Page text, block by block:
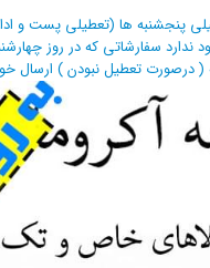
پنجشنبه ها (تعطیلی پست و
ندارد سفارشاتی که در روز
( درصورت تعطیل نبودن ) ارسال